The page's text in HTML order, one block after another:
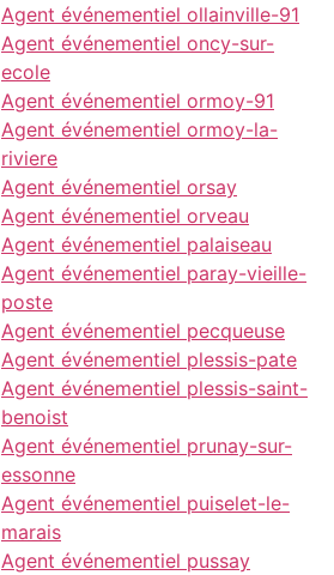
Agent événementiel ollainville-91
Agent événementiel oncy-sur-
ecole
Agent événementiel ormoy-91
Agent événementiel ormoy-la-
riviere
Agent événementiel orsay
Agent événementiel orveau
Agent événementiel palaiseau
Agent événementiel paray-vieille-
poste
Agent événementiel pecqueuse
Agent événementiel plessis-pate
Agent événementiel plessis-saint-
benoist
Agent événementiel prunay-sur-
essonne
Agent événementiel puiselet-le-
marais
Agent événementiel pussay